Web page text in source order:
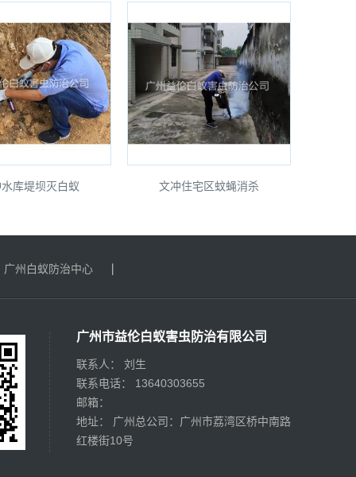
库堤坝灭白蚁 文冲住宅区蚊蝇消杀
广州白蚁防治中心
广州市益伦白蚁害虫防治有限公司
联系人： 刘生
联系电话： 13640303655
邮箱：
地址： 广州总公司：广州市荔湾区桥中南路
红楼街10号